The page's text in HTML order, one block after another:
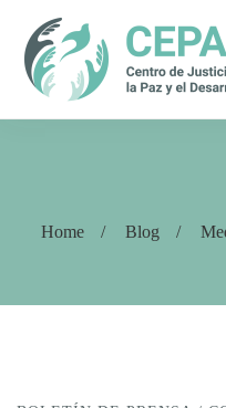
Home Blog